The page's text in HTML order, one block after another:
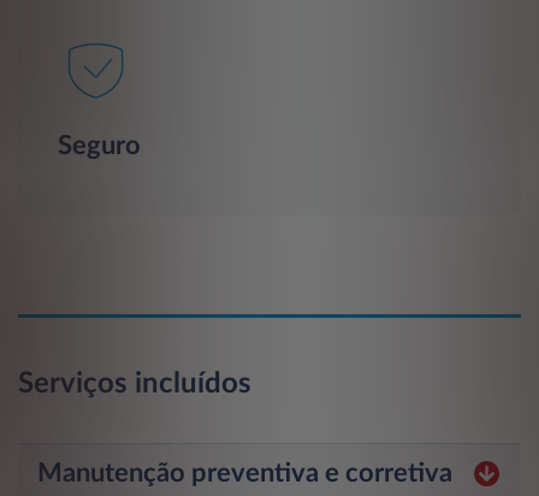
Seguro
Serviços incluídos
Manutenção preventiva e corretiva